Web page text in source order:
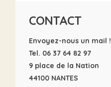
CONTACT
Envoyez-nous un mail !
Tel. 06 37 64 82 97
9 place de la Nation
44100 NANTES